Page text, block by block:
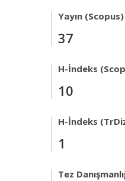
Yayın (Scopus)
37
H-İndeks
10
H-İndeks
1
Tez